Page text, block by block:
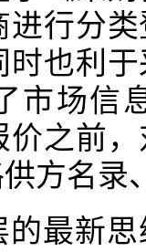
行分
也利
市场信
价之前
方名录
最新